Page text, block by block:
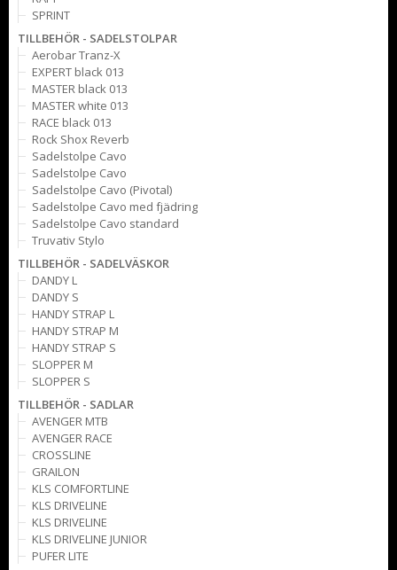
SPRINT
TILLBEHÖR - SADELSTOLPAR
Aerobar Tranz-X
EXPERT black 013
MASTER black 013
MASTER white 013
RACE black 013
Rock Shox Reverb
Sadelstolpe Cavo
Sadelstolpe Cavo
Sadelstolpe Cavo (Pivotal)
Sadelstolpe Cavo med fjädring
Sadelstolpe Cavo standard
Truvativ Stylo
TILLBEHÖR - SADELVÄSKOR
DANDY L
DANDY S
HANDY STRAP L
HANDY STRAP M
HANDY STRAP S
SLOPPER M
SLOPPER S
TILLBEHÖR - SADLAR
AVENGER MTB
AVENGER RACE
CROSSLINE
GRAILON
KLS COMFORTLINE
KLS DRIVELINE
KLS DRIVELINE
KLS DRIVELINE JUNIOR
PUFER LITE